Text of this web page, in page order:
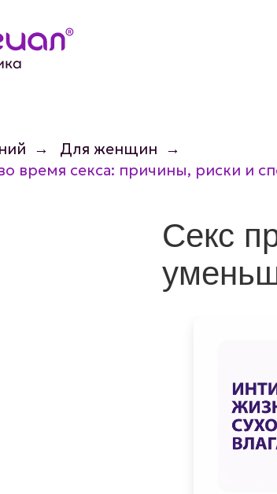
→ Для женщин →
время секса: причины, риски и
Секс